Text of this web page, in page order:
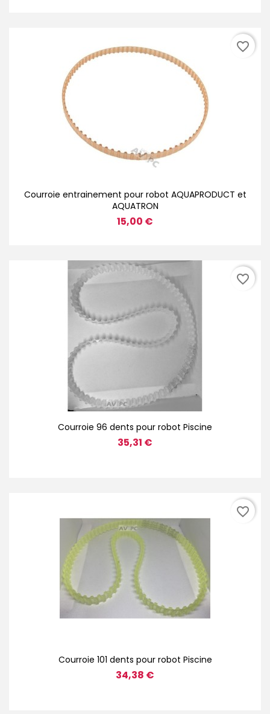
Courroie entrainement pour robot AQUAPRODUCT et
AQUATRON
15,00 €
favorite_border
Courroie 96 dents pour robot Piscine
35,31 €
favorite_border
Courroie 101 dents pour robot Piscine
34,38 €
favorite_border